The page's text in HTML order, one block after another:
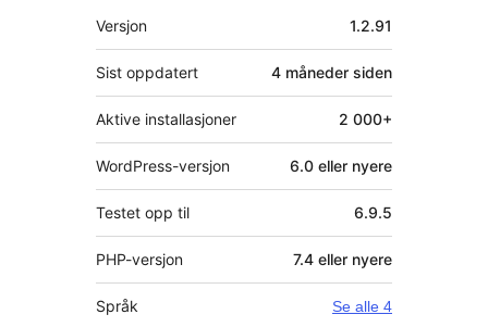
Meta
Versjon 1.2.91
Sist oppdatert 4 måneder siden
Aktive installasjoner 2 000+
WordPress-versjon 6.0 eller nyere
Testet opp til 6.9.5
PHP-versjon 7.4 eller nyere
Språk Se alle 4